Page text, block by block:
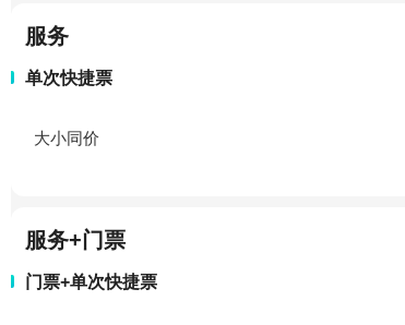
服务
单次快捷票
大小同价
服务+门票
门票+单次快捷票